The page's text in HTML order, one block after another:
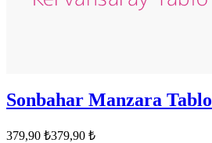
Sonbahar Manzara Tablo
379,90 ₺379,90 ₺